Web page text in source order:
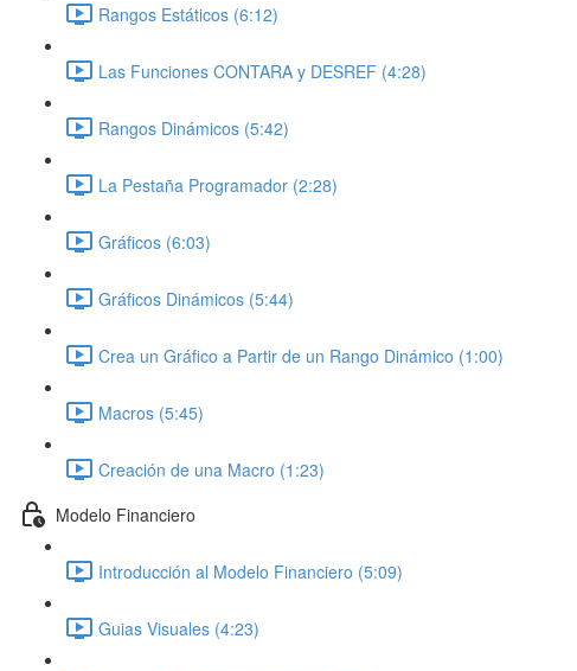
Rangos Estáticos (6:12)
Las Funciones CONTARA y DESREF (4:28)
Rangos Dinámicos (5:42)
La Pestaña Programador (2:28)
Gráficos (6:03)
Gráficos Dinámicos (5:44)
Crea un Gráfico a Partir de un Rango Dinámico (1:00)
Macros (5:45)
Creación de una Macro (1:23)
Modelo Financiero
Introducción al Modelo Financiero (5:09)
Guias Visuales (4:23)